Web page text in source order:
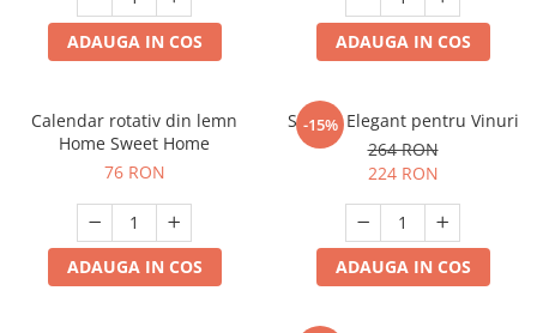
ADAUGA IN COS ADAUGA IN COS
Calendar rotativ din lemn
Home Sweet Home
76 RON
ADAUGA IN COS
-15%
Suport Elegant pentru Vinuri
264 RON
224 RON
ADAUGA IN COS